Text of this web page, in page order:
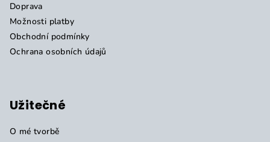
Doprava
Možnosti platby
Obchodní podmínky
Ochrana osobních údajů
Užitečné
O mé tvorbě